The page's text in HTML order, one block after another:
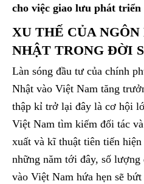
cho việc giao lưu phát
XU THẾ CỦA
NHẬT TRONG ĐỜI
Làn sóng đầu tư của chính
Nhật vào Việt Nam tăng
thập kỉ trở lại đây là cơ hội
Việt Nam tìm kiếm đối tác
xuất và kĩ thuật tiên tiến
những năm tới đây, số lượng
vào Việt Nam hứa hẹn sẽ